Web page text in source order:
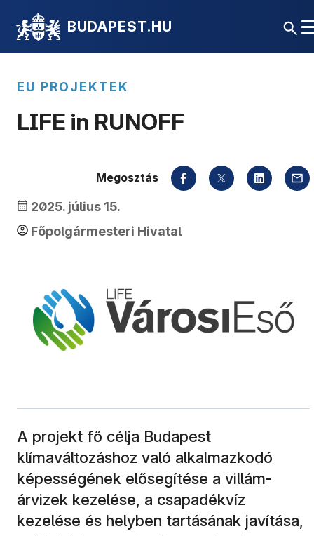
BUDAPEST.HU
EU PROJEKTEK
LIFE in RUNOFF
2025. július 15.
Főpolgármesteri Hivatal
Megosztás
A projekt fő célja Budapest
klímaváltozáshoz való alkalmazkodó
képességének elősegítése a villám-
árvizek kezelése, a csapadékvíz
kezelése és helyben tartásának javítása,